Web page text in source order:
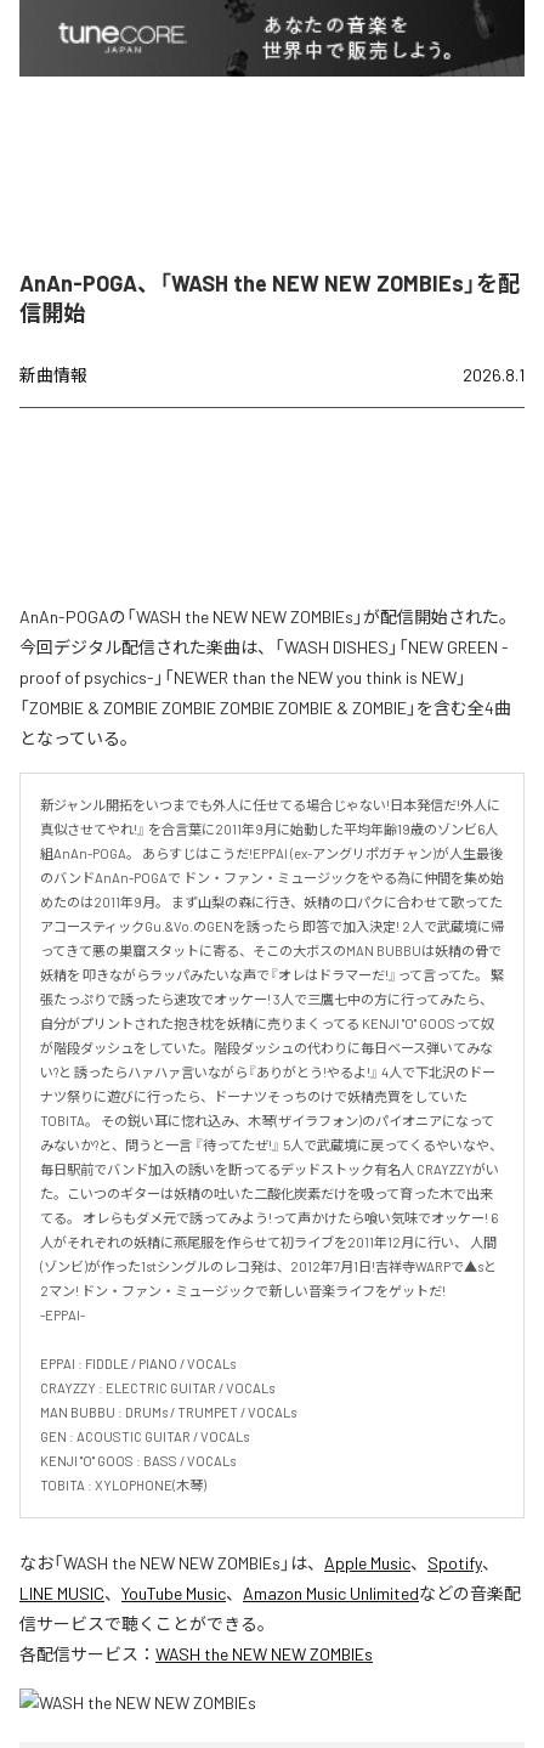
AnAn-POGA、「WASH the NEW NEW ZOMBIEs」を配
信開始
新曲情報 2026.8.1
AnAn-POGAの「WASH the NEW NEW ZOMBIEs」が配信開始された。
今回デジタル配信された楽曲は、「WASH DISHES」「NEW GREEN -
proof of psychics-」「NEWER than the NEW you think is NEW」
「ZOMBIE & ZOMBIE ZOMBIE ZOMBIE ZOMBIE & ZOMBIE」を含む全4曲
となっている。
新ジャンル開拓をいつまでも外人に任せてる場合じゃない!日本発信だ!外人に
真似させてやれ!』 を合言葉に2011年9月に始動した平均年齢19歳のゾンビ6人
組AnAn-POGA。 あらすじはこうだ!EPPAI (ex-アングリポガチャン)が人生最後
のバンドAnAn-POGAで ドン・ファン・ミュージックをやる為に仲間を集め始
めたのは2011年9月。 まず山梨の森に行き、妖精の口パクに合わせて歌ってた
アコースティックGu.&Vo.のGENを誘ったら 即答で加入決定! 2人で武蔵境に帰
ってきて悪の巣窟スタットに寄る、そこの大ボスのMAN BUBBUは妖精の骨で
妖精を 叩きながらラッパみたいな声で『オレはドラマーだ!』って言ってた。 緊
張たっぷりで誘ったら速攻でオッケー! 3人で三鷹七中の方に行ってみたら、
自分がプリントされた抱き枕を妖精に売りまくってる KENJI "O" GOOSって奴
が階段ダッシュをしていた。階段ダッシュの代わりに毎日ベース弾いてみな
い?と 誘ったらハァハァ言いながら『ありがとう!やるよ!』 4人で下北沢のドー
ナツ祭りに遊びに行ったら、ドーナツそっちのけで妖精売買をしていた
TOBITA。 その鋭い耳に惚れ込み、木琴(ザイラフォン)のパイオニアになって
みないか?と、問うと一言 『待ってたぜ!』 5人で武蔵境に戻ってくるやいなや、
毎日駅前でバンド加入の誘いを断ってるデッドストック有名人 CRAYZZYがい
た。こいつのギターは妖精の吐いた二酸化炭素だけを吸って育った木で出来
てる。 オレらもダメ元で誘ってみよう!って声かけたら喰い気味でオッケー! 6
人がそれぞれの妖精に燕尾服を作らせて初ライブを2011年12月に行い、 人間
(ゾンビ)が作った1stシングルのレコ発は、2012年7月1日!吉祥寺WARPで▲sと
2マン! ドン・ファン・ミュージックで新しい音楽ライフをゲットだ!
-EPPAI-
EPPAI : FIDDLE / PIANO / VOCALs
CRAYZZY : ELECTRIC GUITAR / VOCALs
MAN BUBBU : DRUMs / TRUMPET / VOCALs
GEN : ACOUSTIC GUITAR / VOCALs
KENJI "O" GOOS : BASS / VOCALs
TOBITA : XYLOPHONE(木琴)
なお「WASH the NEW NEW ZOMBIEs 」は、 Apple Music、 Spotify、
LINE MUSIC、 YouTube Music、 Amazon Music Unlimitedなどの音楽配
信サービスで聴くことができる。
各配信サービス： WASH the NEW NEW ZOMBIEs